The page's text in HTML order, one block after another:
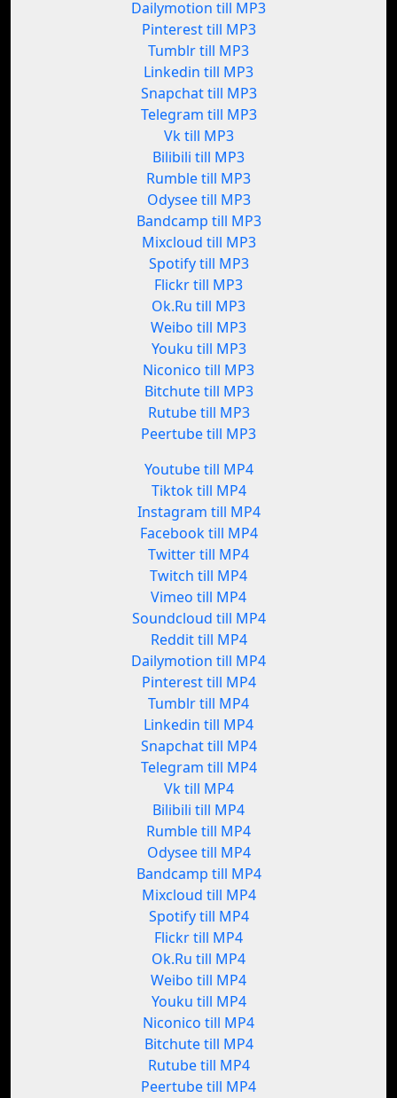
Dailymotion till MP3
Pinterest till MP3
Tumblr till MP3
Linkedin till MP3
Snapchat till MP3
Telegram till MP3
Vk till MP3
Bilibili till MP3
Rumble till MP3
Odysee till MP3
Bandcamp till MP3
Mixcloud till MP3
Spotify till MP3
Flickr till MP3
Ok.Ru till MP3
Weibo till MP3
Youku till MP3
Niconico till MP3
Bitchute till MP3
Rutube till MP3
Peertube till MP3
Youtube till MP4
Tiktok till MP4
Instagram till MP4
Facebook till MP4
Twitter till MP4
Twitch till MP4
Vimeo till MP4
Soundcloud till MP4
Reddit till MP4
Dailymotion till MP4
Pinterest till MP4
Tumblr till MP4
Linkedin till MP4
Snapchat till MP4
Telegram till MP4
Vk till MP4
Bilibili till MP4
Rumble till MP4
Odysee till MP4
Bandcamp till MP4
Mixcloud till MP4
Spotify till MP4
Flickr till MP4
Ok.Ru till MP4
Weibo till MP4
Youku till MP4
Niconico till MP4
Bitchute till MP4
Rutube till MP4
Peertube till MP4